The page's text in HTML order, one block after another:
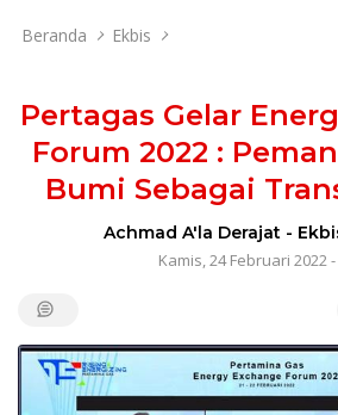
Beranda Ekbis
Pertagas Gelar
Forum 2022 :
Bumi Sebagai
Achmad A'la Derajat-
Kamis, 24 Februari 2022 -